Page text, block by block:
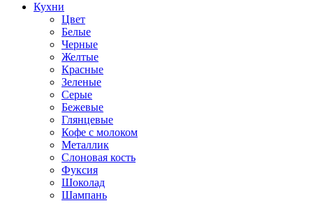
Кухни
Цвет
Белые
Черные
Желтые
Красные
Зеленые
Серые
Бежевые
Глянцевые
Кофе с молоком
Металлик
Слоновая кость
Фуксия
Шоколад
Шампань